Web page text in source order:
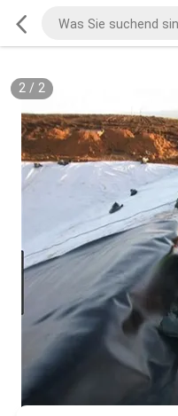
2/ 2